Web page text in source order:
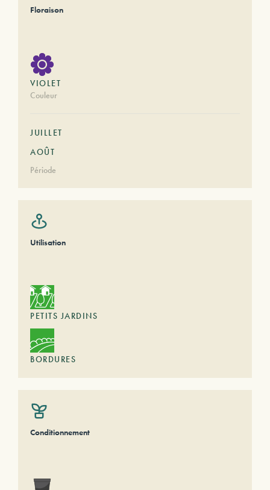
Floraison
VIOLET
Couleur
JUILLET
AOÛT
Période
Utilisation
PETITS JARDINS
BORDURES
Conditionnement